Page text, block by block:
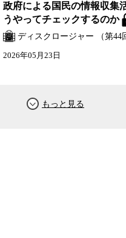
政府による国民の情報収集
うやってチェックするのか
ディスクロージャー （第44
2026年05月23日